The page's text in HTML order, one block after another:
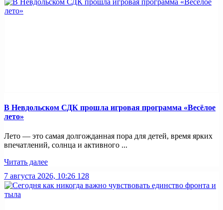
В Невдольском СДК прошла игровая программа «Весёлое
лето»
Лето — это самая долгожданная пора для детей, время ярких
впечатлений, солнца и активного ...
Читать далее
7 августа 2026, 10:26 128